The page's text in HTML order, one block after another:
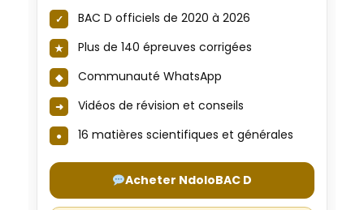
BAC D officiels de 2020 à 2026
Plus de 140 épreuves corrigées
Communauté WhatsApp
Vidéos de révision et conseils
16 matières scientifiques et générales
Acheter NdoloBAC D